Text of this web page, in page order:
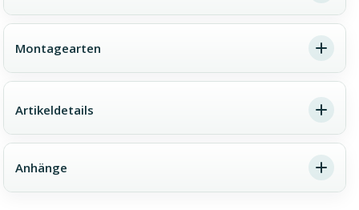
Ein Farbton, drei Lichtwirkungen
Die gleiche Farbe kann je nach Stoffqualität völlig
und einen offenen Raumeindruck. Blickdicht sorgt für
Verdunkelnd reduziert den Lichteinfall deutlich und
schafft eine ruhigere, geschütztere Atmosphäre.
Montagearten
Dachfenster-Plissee Montage –
wichtige Hinweise im Überblick
Artikeldetails
Anhänge